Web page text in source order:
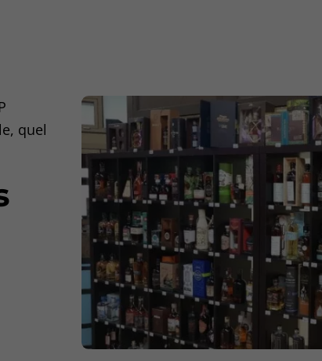
quel